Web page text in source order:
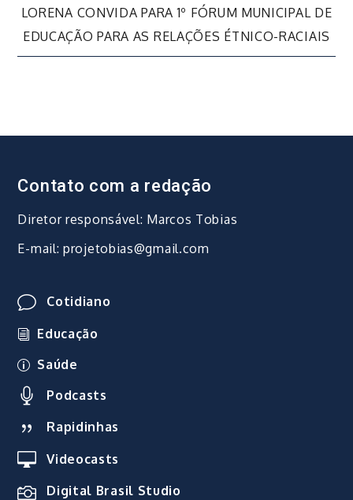
Post
LORENA CONVIDA PARA 1º FÓRUM MUNICIPAL DE
EDUCAÇÃO PARA AS RELAÇÕES ÉTNICO-RACIAIS
Contato com a redação
Diretor responsável: Marcos Tobias
E-mail: projetobias@gmail.com
Cotidiano
Educação
Saúde
Podcasts
Rapidinhas
Videocasts
Digital Brasil Studio